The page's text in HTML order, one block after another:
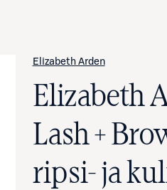
Elizabeth Arden
Elizabeth
Lash +
ripsi- ja